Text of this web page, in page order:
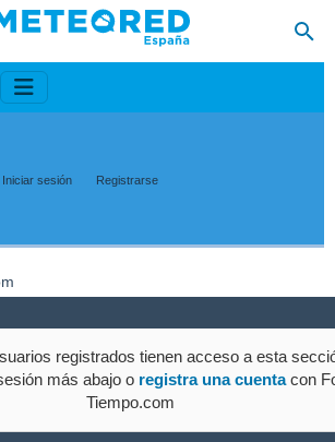
Iniciar sesión Registrarse
registrados tienen acceso a esta
más abajo o registra una cuentacon
Tiempo.com